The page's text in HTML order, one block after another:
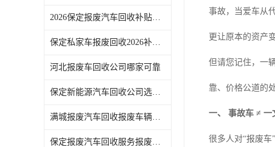
2026保定报废汽车回收补贴发放注意事项
保定私家车报废回收2026补贴发放时间说明
河北报废车回收公司哪家可靠
保定新能源汽车回收公司选哪家
满城报废汽车回收报废车辆残值实时报价
保定报废汽车回收服务报废手续全程代办不用跑腿
事故，当爱车从
更让原本的资产
但请您记住，一
靠、价格公道的
一、 事故车 ≠ 一
很多人对“报废